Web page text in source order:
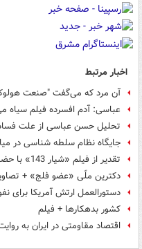
اخبار مرتبط
آن مرد که می‌گفت "صنعت
عباسی: آدم افسرده فیلم سیاه
تحلیل ‌حسن عباسی ‌از علت
جایگاه نظام سلطه شناسی در
تقدیر از فیلم «شیار 143» با حضور عوامل فیلم + تصاویر
دکترین ملّی «عضو فلج» +
دستورالعمل ارتش آمریکا برای
کشور بدهکارها + فیلم
اقتصاد مقاومتی در ایران به